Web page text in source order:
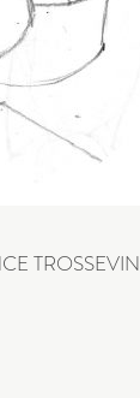
TROSSEVIN